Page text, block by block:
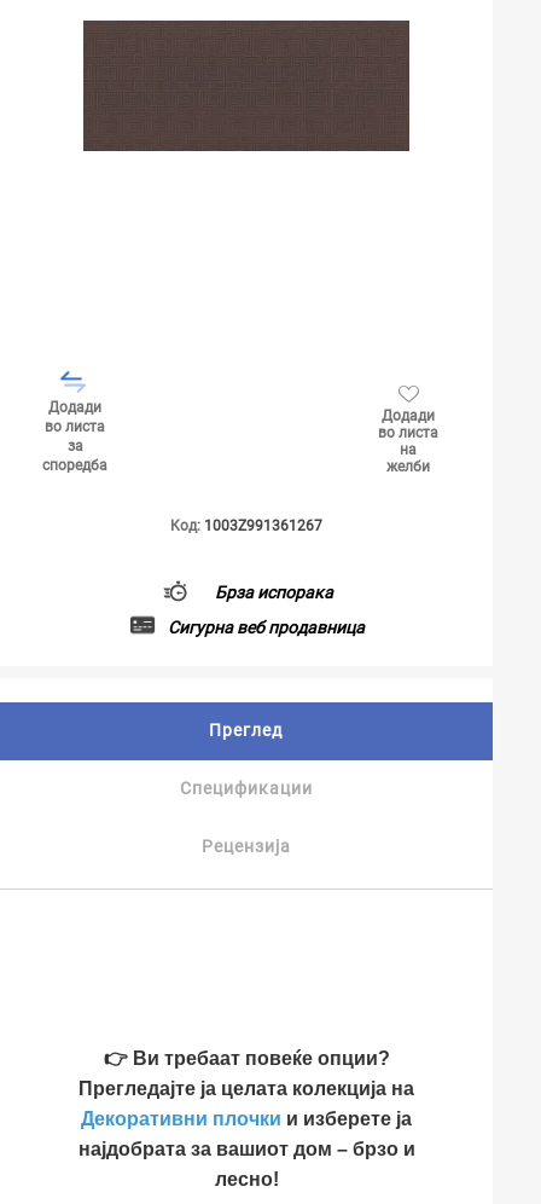
Додади
во листа
за
споредба
Додади
во листа
на
желби
Код: 1003Z991361267
Брза испорака
Сигурна веб продавница
Преглед
Спецификации
Рецензија
👉 Ви требаат повеќе опции?
Прегледајте ја целата колекција на
Декоративни плочки и изберете ја
најдобрата за вашиот дом – брзо и
лесно!